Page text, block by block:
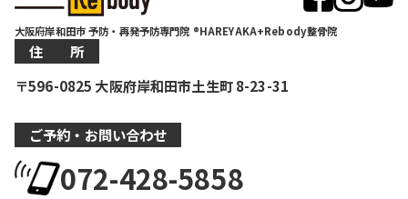
大阪府岸和田市 予防・再発予防専門院 ®HAREYAKA+Rebody整骨院
住 所
〒596-0825 大阪府岸和田市土生町 8-23-31
ご予約・お問い合わせ
072-428-5858